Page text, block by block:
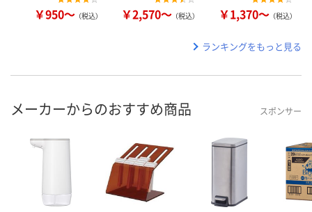
￥950～ （税込） ￥2,570～ （税込） ￥1,370～ （税込）
ランキングをもっと見る
メーカーからのおすすめ商品 スポンサー